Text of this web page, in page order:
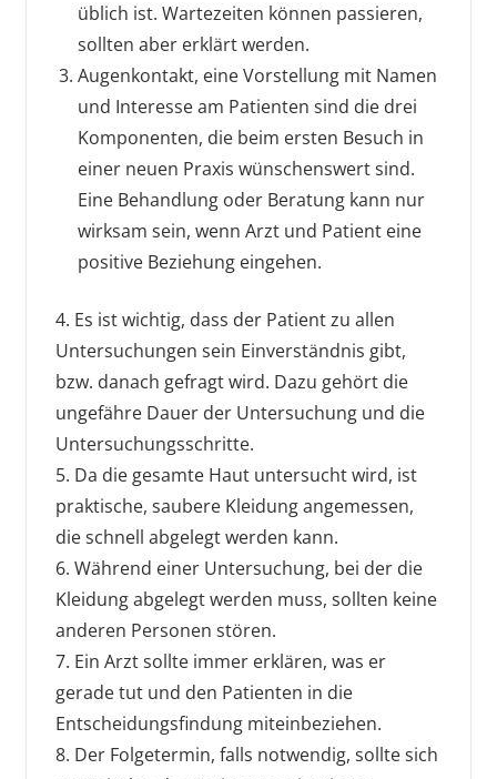
üblich ist. Wartezeiten können passieren,
sollten aber erklärt werden.
Augenkontakt, eine Vorstellung mit Namen
und Interesse am Patienten sind die drei
Komponenten, die beim ersten Besuch in
einer neuen Praxis wünschenswert sind.
Eine Behandlung oder Beratung kann nur
wirksam sein, wenn Arzt und Patient eine
positive Beziehung eingehen.
4. Es ist wichtig, dass der Patient zu allen
Untersuchungen sein Einverständnis gibt,
bzw. danach gefragt wird. Dazu gehört die
ungefähre Dauer der Untersuchung und die
Untersuchungsschritte.
5. Da die gesamte Haut untersucht wird, ist
praktische, saubere Kleidung angemessen,
die schnell abgelegt werden kann.
6. Während einer Untersuchung, bei der die
Kleidung abgelegt werden muss, sollten keine
anderen Personen stören.
7. Ein Arzt sollte immer erklären, was er
gerade tut und den Patienten in die
Entscheidungsfindung miteinbeziehen.
8. Der Folgetermin, falls notwendig, sollte sich